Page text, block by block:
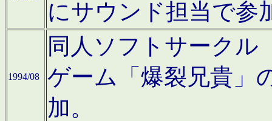
にサウンド担当で参
1994/08
同人ソフトサークル
ゲーム「爆裂兄貴」
加。